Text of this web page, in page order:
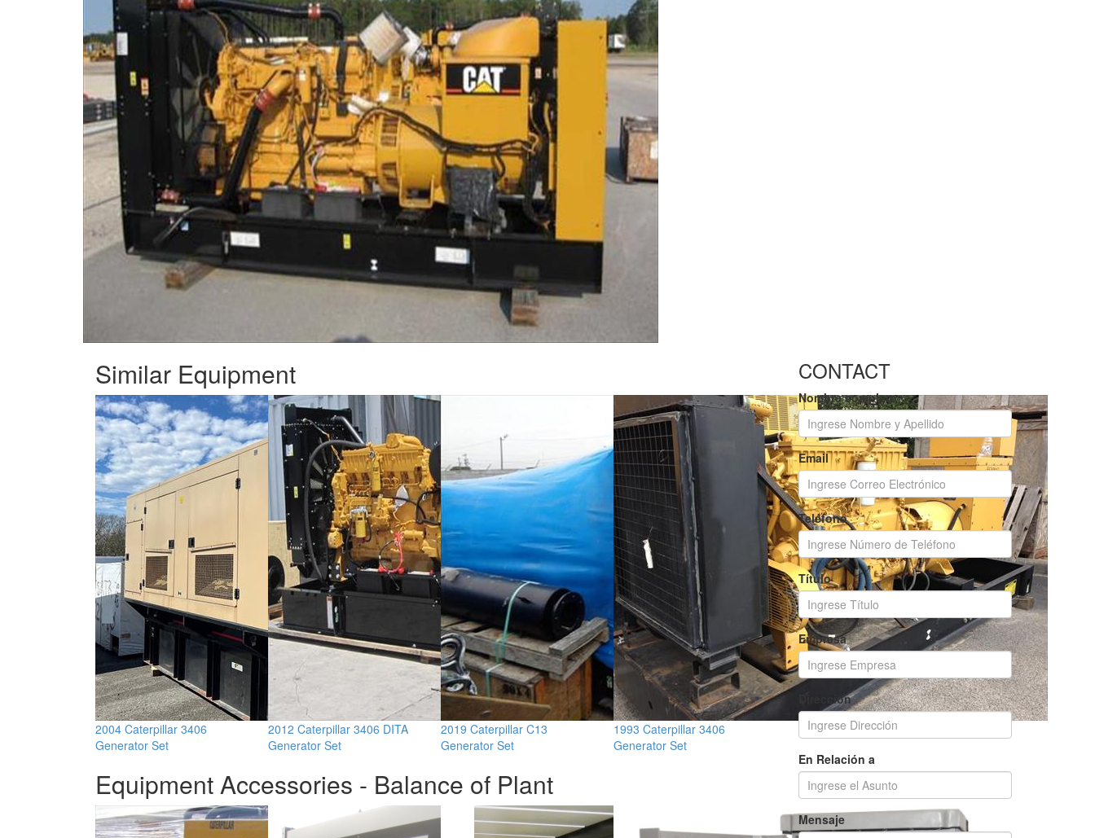
Similar Equipment
2004 Caterpillar 3406
Generator Set
2012 Caterpillar 3406 DITA
Generator Set
2019 Caterpillar C13
Generator Set
1993 Caterpillar 3406
Generator Set
Equipment Accessories - Balance of Plant
CONTACT
Nombre completo
Email
Teléfono
Título
Empresa
Dirección
En Relación a
Mensaje